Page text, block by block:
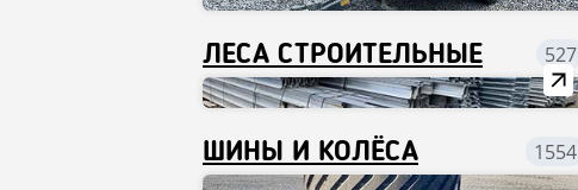
ЛЕСА СТРОИТЕЛЬНЫЕ 527
ШИНЫ И КОЛЁСА 1554